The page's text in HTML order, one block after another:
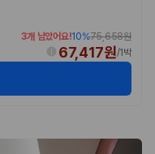
확인하세요
에 따라 실제 이용 만족도가
동 조건을 가격과 함께 비교
3개 남았어요!10%75,658원
67,417원/1박